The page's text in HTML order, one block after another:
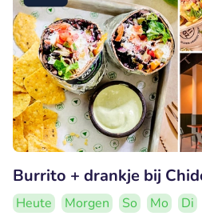
Burrito + drankje bij
Heute Morgen So Mo Di